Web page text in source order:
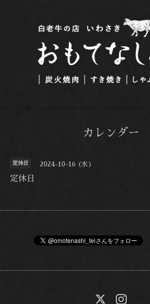
カレンダー
定休日 2024-10-16 (水)
定休日